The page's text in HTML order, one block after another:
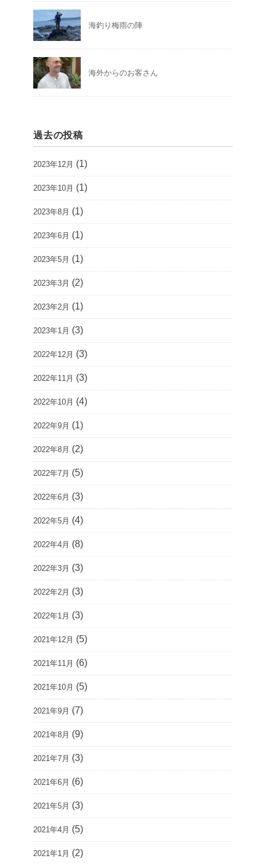
海釣り梅雨の陣
海外からのお客さん
過去の投稿
2023年12月 (1)
2023年10月 (1)
2023年8月 (1)
2023年6月 (1)
2023年5月 (1)
2023年3月 (2)
2023年2月 (1)
2023年1月 (3)
2022年12月 (3)
2022年11月 (3)
2022年10月 (4)
2022年9月 (1)
2022年8月 (2)
2022年7月 (5)
2022年6月 (3)
2022年5月 (4)
2022年4月 (8)
2022年3月 (3)
2022年2月 (3)
2022年1月 (3)
2021年12月 (5)
2021年11月 (6)
2021年10月 (5)
2021年9月 (7)
2021年8月 (9)
2021年7月 (3)
2021年6月 (6)
2021年5月 (3)
2021年4月 (5)
2021年1月 (2)